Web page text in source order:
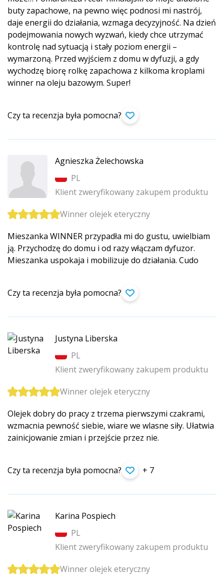
buty zapachowe, na pewno więc podnosi mi nastrój,
daje energii do działania, wzmaga decyzyjność. Na dzień
podejmowania nowych wyzwań, kiedy chce utrzymać
kontrolę nad sytuacją i stały poziom energii –
wymarzoną. Przed wyjściem z domu w dyfuzji, a gdy
wychodzę biorę rolkę zapachowa z kilkoma kroplami
winner na oleju bazowym. Super!
Czy ta recenzja była pomocna?
Agnieszka Żelechowska
PL
Klient zweryfikowany zakupem produktu
Winner olejek eteryczny
Mieszanka WINNER przypadła mi do gustu, uwielbiam
ją. Przychodzę do domu i od razy włączam dyfuzor.
Mieszanka uspokaja i mobilizuje do działania. Cudo
Czy ta recenzja była pomocna?
Justyna Liberska
PL
Klient zweryfikowany zakupem produktu
Winner olejek eteryczny
Olejek dobry do pracy z trzema pierwszymi czakrami,
wzmacnia pewność siebie, wiare we wlasne siły. Ułatwia
zainicjowanie zmian i przejście przez nie.
Czy ta recenzja była pomocna? + 7
Karina Pospiech
PL
Klient zweryfikowany zakupem produktu
Winner olejek eteryczny